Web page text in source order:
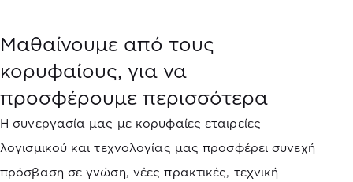
Μαθαίνουμε από τους
κορυφαίους, για να
προσφέρουμε περισσότερα
Η συνεργασία μας με κορυφαίες εταιρείες
λογισμικού και τεχνολογίας μας προσφέρει συνεχή
πρόσβαση σε γνώση, νέες πρακτικές, τεχνική